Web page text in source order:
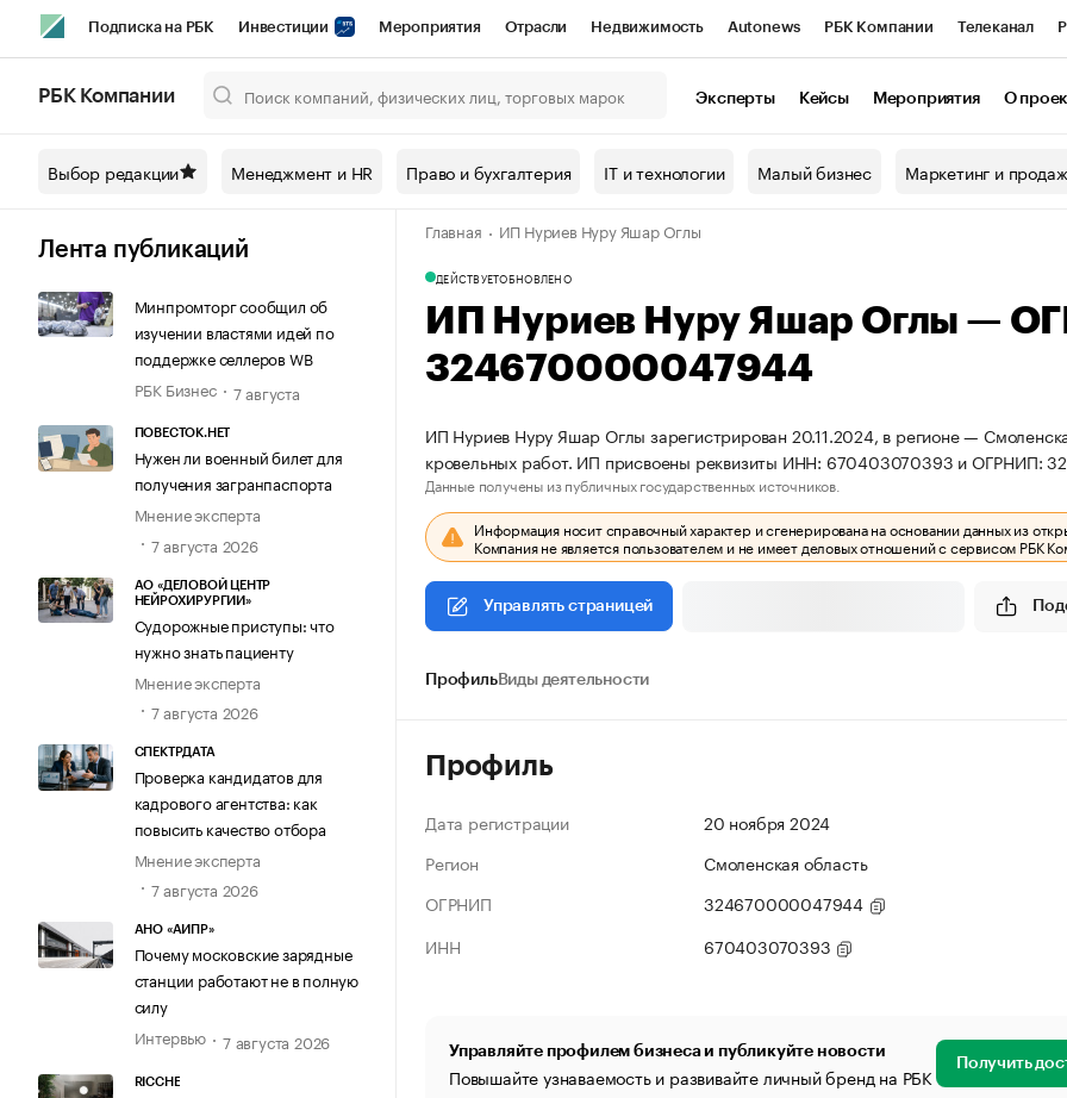
Подписка на РБК Инвестиции Мероприятия Отрасли Недвижимость Autonews РБК Компании Телеканал
Спецпроекты СПб Конференции СПб Спецпроекты Проверка контрагентов
Технологии и медиа Рынок наличной валюты
РБК Компании Эксперты Кейсы Мероприятия О
Выбор редакции Менеджмент и HR Право и бухгалтерия IT и технологии Малый бизнес Маркетинг и
Лента публикаций
Минпромторг сообщил об
изучении властями идей по
поддержке селлеров WB
РБК Бизнес
7 августа
ПОВЕСТОК.НЕТ
Нужен ли военный билет для
получения загранпаспорта
Мнение эксперта
7 августа 2026
АО «ДЕЛОВОЙ ЦЕНТР
НЕЙРОХИРУРГИИ»
Судорожные приступы: что
нужно знать пациенту
Мнение эксперта
7 августа 2026
СПЕКТРДАТА
Проверка кандидатов для
кадрового агентства: как
повысить качество отбора
Мнение эксперта
7 августа 2026
АНО «АИПР»
Почему московские зарядные
станции работают не в полную
силу
Интервью
7 августа 2026
RICCHE
Главная ИП Нуриев Нуру Яшар Оглы
ДЕЙСТВУЕТОБНОВЛЕНО
ИП Нуриев Нуру Яшар Оглы —
324670000047944
ИП Нуриев Нуру Яшар Оглы зарегистрирован 20.11.2024, в регионе —
кровельных работ. ИП присвоены реквизиты ИНН: 670403070393 и ОГРНИП:
Данные получены из публичных государственных источников.
Информация носит справочный характер и сгенерирована на основании данных из
Компания не является пользователем и не имеет деловых отношений с сервисом РБК
Управлять страницей
ПрофильВиды деятельности
Профиль
Дата регистрации
20 ноября 2024
Регион
Смоленская область
ОГРНИП
324670000047944
ИНН
670403070393
Управляйте профилем бизнеса и публикуйте новости
Повышайте узнаваемость и развивайте личный бренд на РБК Получить